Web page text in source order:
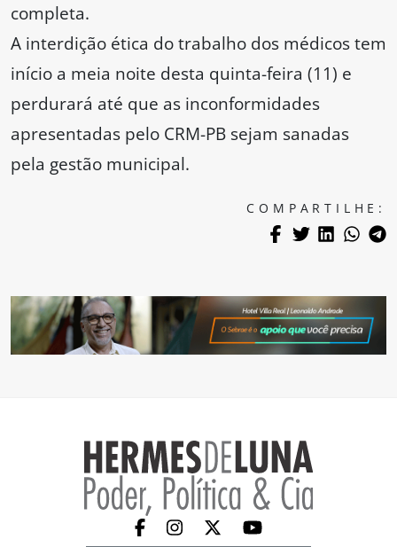
completa.
A interdição ética do trabalho dos médicos tem
início a meia noite desta quinta-feira (11) e
perdurará até que as inconformidades
apresentadas pelo CRM-PB sejam sanadas
pela gestão municipal.
COMPARTILHE: